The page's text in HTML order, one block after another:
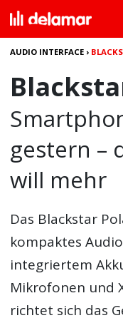
AUDIO INTERFACE ›
gestern –
will mehr
Das Blackstar
kompaktes
integriertem
Mikrofonen und
richtet sich das